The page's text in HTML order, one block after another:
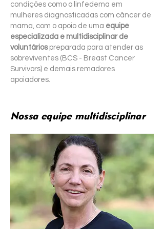
condições como o linfedema em
mulheres diagnosticadas com câncer de
mama, com o apoio de uma equipe
especializada e multidisciplinar de
voluntários preparada para atender as
sobreviventes (BCS - Breast Cancer
Survivors) e demais remadores
apoiadores.
Nossa equipe multidisciplinar